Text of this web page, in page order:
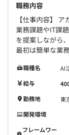
職務内容
【仕事内容】
業務課題やIT課
を提案しながら
最初は簡単な業
職種名
AI
給与
勤務地
東
開発環境
フレームワー